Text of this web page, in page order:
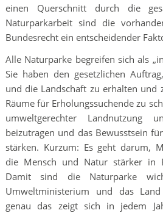
einen Querschnitt durch die
Naturparkarbeit sind die
Bundesrecht ein entscheidender
Alle Naturparke begreifen sich als
Sie haben den gesetzlichen
und die Landschaft zu erhalten und
Räume für Erholungssuchende zu
umweltgerechter Landnutzung
beizutragen und das Bewusstsein
stärken. Kurzum: Es geht darum,
die Mensch und Natur stärker in
Damit sind die Naturparke
Umweltministerium und das
genau das zeigt sich in jedem